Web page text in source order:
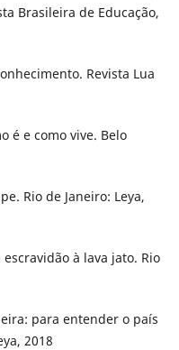
Brasileira de Educação,
Revista Lua
é e como vive. Belo
Rio de Janeiro: Leya,
escravidão à lava jato. Rio
para entender o país
2018